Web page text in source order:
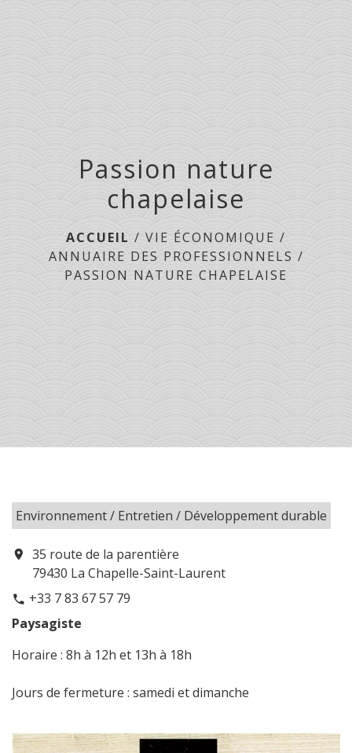
Passion nature
chapelaise
ACCUEIL / VIE ÉCONOMIQUE /
ANNUAIRE DES PROFESSIONNELS /
PASSION NATURE CHAPELAISE
Environnement / Entretien / Développement durable
location_on
35 route de la parentière
79430 La Chapelle-Saint-Laurent
phone +33 7 83 67 57 79
Paysagiste
Horaire : 8h à 12h et 13h à 18h
Jours de fermeture : samedi et dimanche